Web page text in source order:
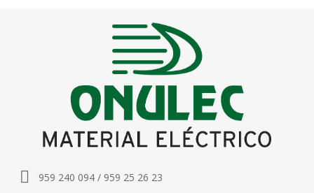
959 240 094 / 959 25 26 23